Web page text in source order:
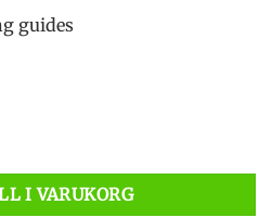
guides
I VARUKORG